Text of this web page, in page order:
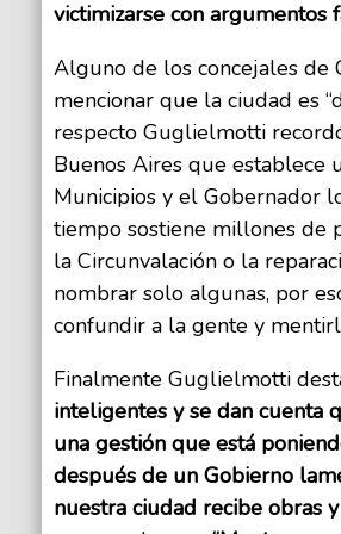
victimizarse con argumentos
Alguno de los concejales de
mencionar que la ciudad es
respecto Guglielmotti
Buenos Aires que establece
Municipios y el Gobernador
tiempo sostiene millones de
la Circunvalación o la
nombrar solo algunas, por
confundir a la gente y
Finalmente Guglielmotti
inteligentes y se dan cuenta
una gestión que está
después de un Gobierno
nuestra ciudad recibe obras